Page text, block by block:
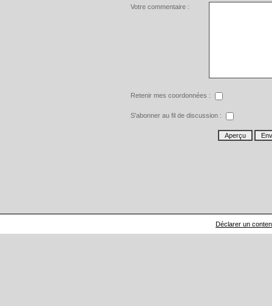
Votre commentaire :
Retenir mes coordonnées :
S'abonner au fil de discussion :
Déclarer un